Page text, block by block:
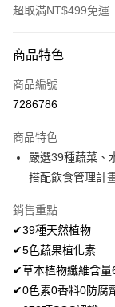
超取滿NT$499免運
信用卡一次付款
超商取貨付款
運送方式
全家取貨付款
每筆NT$60，滿
付款後全家取貨
每筆NT$60，滿
7-11取貨付款
每筆NT$60，滿
商品特色
商品編號
7286786
商品特色
嚴選39種蔬菜、
搭配飲食管理計
銷售重點
✔39種天然植物
✔5色蔬果植化素
✔草本植物纖維含量
✔0色素0香料0防腐